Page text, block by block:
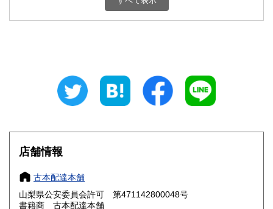
800円 三重県
大阪府
奈良県
鳥取県 800円 島根県
店舗情報
古本配達本舗
山梨県公安委員会許可 第471142800048号
書籍商 古本配達本舗